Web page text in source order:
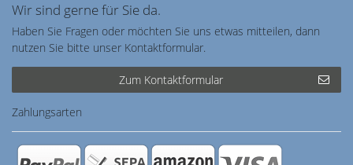
Wir sind gerne für Sie da.
Haben Sie Fragen oder möchten Sie uns etwas mitteilen, dann
nutzen Sie bitte unser Kontaktformular.
Zum Kontaktformular
Zahlungsarten